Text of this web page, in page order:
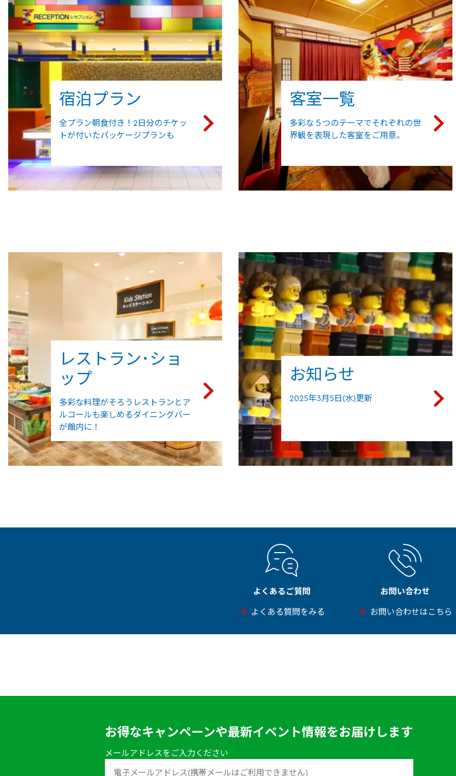
宿泊プラン
全プラン朝食付き！2日分のチケッ
トが付いたパッケージプランも
客室一覧
多彩な５つのテーマでそれぞれの世
界観を表現した客室をご用意。
レストラン･ショ
ップ
多彩な料理がそろうレストランとア
ルコールも楽しめるダイニングバー
が館内に！
お知らせ
2025年3月5日(水)更新
よくあるご質問
よくある質問をみる
お問い合わせ
お問い合わせはこちら
お得なキャンペーンや最新イベント情報をお届けします
メールアドレスをご入力ください